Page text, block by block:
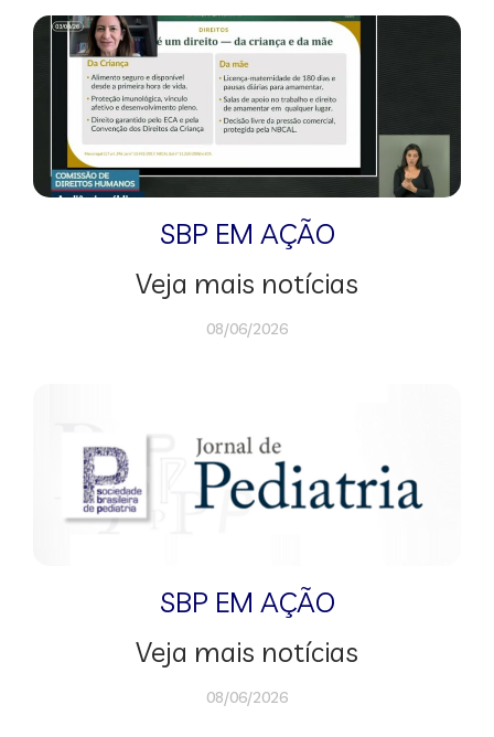
SBP EM AÇÃO
Veja mais notícias
08/06/2026
SBP EM AÇÃO
Veja mais notícias
08/06/2026